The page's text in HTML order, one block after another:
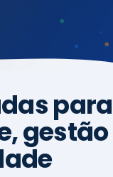
para
gestão